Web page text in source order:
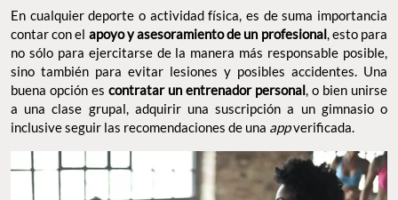
En cualquier deporte o actividad física, es de suma importancia
contar con el apoyo y asesoramiento de un profesional, esto para
no sólo para ejercitarse de la manera más responsable posible,
sino también para evitar lesiones y posibles accidentes. Una
buena opción es contratar un entrenador personal, o bien unirse
a una clase grupal, adquirir una suscripción a un gimnasio o
inclusive seguir las recomendaciones de una appverificada.